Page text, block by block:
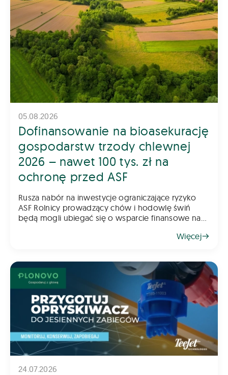
05.08.2026
Dofinansowanie na bioasekurację
gospodarstw trzody chlewnej
2026 – nawet 100 tys. zł na
ochronę przed ASF
Rusza nabór na inwestycje ograniczające ryzyko
ASF Rolnicy prowadzący chów i hodowlę świń
będą mogli ubiegać się o wsparcie finansowe na
gospodarstwa. Pomoc ma na celu ograniczenie
Więcej
24.07.2026